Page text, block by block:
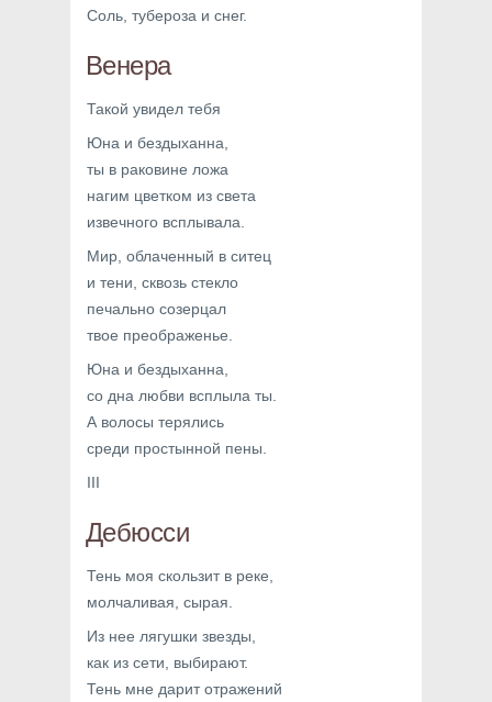
Соль, тубероза и снег.
Венера
Такой увидел тебя
Юна и бездыханна,
ты в раковине ложа
нагим цветком из света
извечного всплывала.
Мир, облаченный в ситец
и тени, сквозь стекло
печально созерцал
твое преображенье.
Юна и бездыханна,
со дна любви всплыла ты.
А волосы терялись
среди простынной пены.
III
Дебюсси
Тень моя скользит в реке,
молчаливая, сырая.
Из нее лягушки звезды,
как из сети, выбирают.
Тень мне дарит отражений